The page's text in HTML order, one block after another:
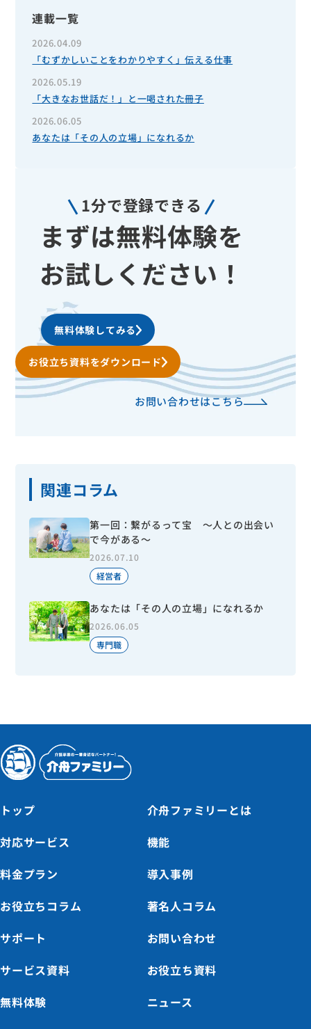
連載一覧
2026.04.09
「むずかしいことをわかりやすく」伝える仕事
2026.05.19
「大きなお世話だ！」と一喝された冊子
2026.06.05
あなたは「その人の立場」になれるか
1分で登録できる
まずは無料体験を
お試しください！
無料体験してみる
お役立ち資料をダウンロード
お問い合わせはこちら
関連コラム
第一回：繋がるって宝 ～人との出会い
で今がある～
2026.07.10
経営者
あなたは「その人の立場」になれるか
2026.06.05
専門職
トップ
介舟ファミリーとは
対応サービス
機能
料金プラン
導入事例
お役立ちコラム
著名人コラム
サポート
お問い合わせ
サービス資料
お役立ち資料
無料体験
ニュース